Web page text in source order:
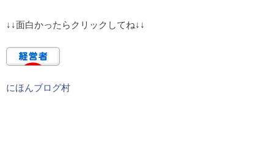
↓↓面白かったらクリックしてね↓↓
にほんブログ村